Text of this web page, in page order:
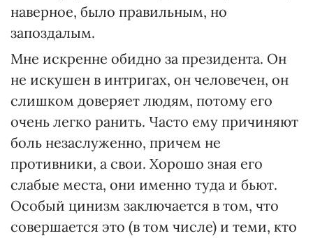
наверное, было правильным, но
запоздалым.
Мне искренне обидно за президента. Он
не искушен в интригах, он человечен, он
слишком доверяет людям, потому его
очень легко ранить. Часто ему причиняют
боль незаслуженно, причем не
противники, а свои. Хорошо зная его
слабые места, они именно туда и бьют.
Особый цинизм заключается в том, что
совершается это (в том числе) и теми, кто